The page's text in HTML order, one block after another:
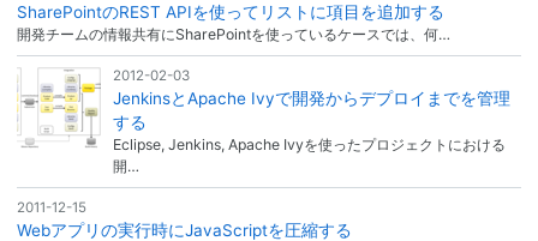
SharePointのREST APIを使ってリストに項目を追加する
開発チームの情報共有にSharePointを使っているケースでは、何…
2012-02-03
JenkinsとApache Ivyで開発からデプロイまでを管理
する
Eclipse, Jenkins, Apache Ivyを使ったプロジェクトにおける
開…
2011-12-15
Webアプリの実行時にJavaScriptを圧縮する